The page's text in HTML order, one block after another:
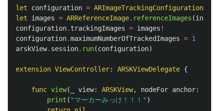
let configuration = ARImageTrackingConfiguration
let
images = ARReferenceImage. referenceImages (
configuration. trackingImages = images !
configuration.maximumNumberOfTrackedImages = 1
arskView. session. run(configuration)
extension ViewController: ARSKViewDelegate {
func view( view: ARSKView, nodeFor anchor:
print ( "マーカーみっけ！！！" )